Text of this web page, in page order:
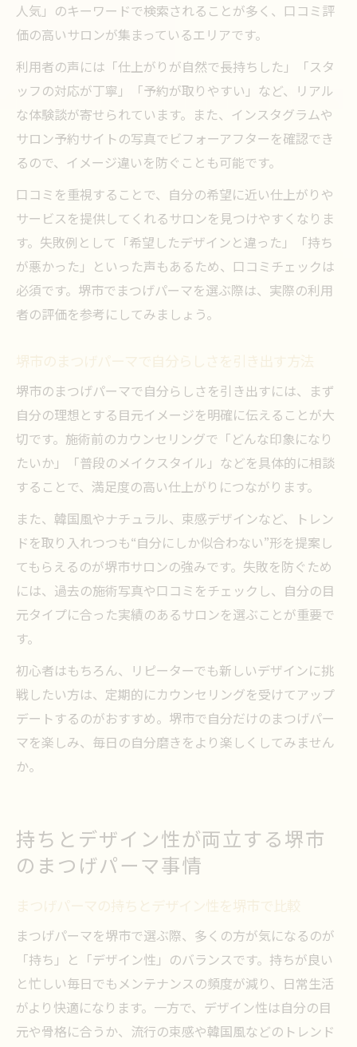
人気」のキーワードで検索されることが多く、口コミ評
価の高いサロンが集まっているエリアです。
利用者の声には「仕上がりが自然で長持ちした」「スタ
ッフの対応が丁寧」「予約が取りやすい」など、リアル
な体験談が寄せられています。また、インスタグラムや
サロン予約サイトの写真でビフォーアフターを確認でき
るので、イメージ違いを防ぐことも可能です。
口コミを重視することで、自分の希望に近い仕上がりや
サービスを提供してくれるサロンを見つけやすくなりま
す。失敗例として「希望したデザインと違った」「持ち
が悪かった」といった声もあるため、口コミチェックは
必須です。堺市でまつげパーマを選ぶ際は、実際の利用
者の評価を参考にしてみましょう。
堺市のまつげパーマで自分らしさを引き出す方法
堺市のまつげパーマで自分らしさを引き出すには、まず
自分の理想とする目元イメージを明確に伝えることが大
切です。施術前のカウンセリングで「どんな印象になり
たいか」「普段のメイクスタイル」などを具体的に相談
することで、満足度の高い仕上がりにつながります。
また、韓国風やナチュラル、束感デザインなど、トレン
ドを取り入れつつも“自分にしか似合わない”形を提案し
てもらえるのが堺市サロンの強みです。失敗を防ぐため
には、過去の施術写真や口コミをチェックし、自分の目
元タイプに合った実績のあるサロンを選ぶことが重要で
す。
初心者はもちろん、リピーターでも新しいデザインに挑
戦したい方は、定期的にカウンセリングを受けてアップ
デートするのがおすすめ。堺市で自分だけのまつげパー
マを楽しみ、毎日の自分磨きをより楽しくしてみません
か。
持ちとデザイン性が両立する堺市
のまつげパーマ事情
まつげパーマの持ちとデザイン性を堺市で比較
まつげパーマを堺市で選ぶ際、多くの方が気になるのが
「持ち」と「デザイン性」のバランスです。持ちが良い
と忙しい毎日でもメンテナンスの頻度が減り、日常生活
がより快適になります。一方で、デザイン性は自分の目
元や骨格に合うか、流行の束感や韓国風などのトレンド